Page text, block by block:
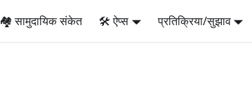
🏘️ सामुदायिक संकेत 🛠️ ऐप्स प्रतिक्रिया/सुझाव